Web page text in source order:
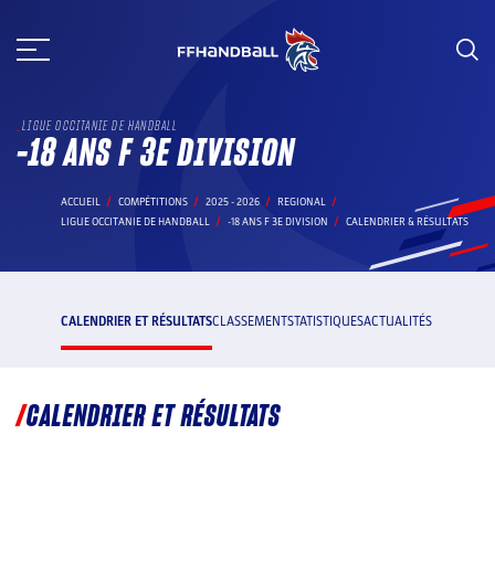
au
LIGUE OCCITANIE DE HANDBALL
-18 ANS F 3E DIVISION
ACCUEIL COMPÉTITIONS 2025 - 2026
REGIONAL
LIGUE OCCITANIE DE HANDBALL
-18 ANS F 3E DIVISION CALENDRIER & RÉSULTATS
CALENDRIER ET RÉSULTATSCLASSEMENTSTATISTIQUESACTUALITÉS
CALENDRIER ET RÉSULTATS